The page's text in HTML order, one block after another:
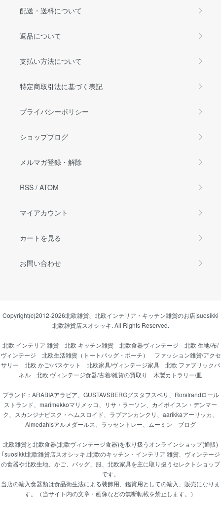
配送・送料について
返品について
支払い方法について
特定商取引法に基づく表記
プライバシーポリシー
ショップブログ
メルマガ登録・解除
RSS / ATOM
マイアカウント
カートを見る
お問い合わせ
Copyright(c)2012-2026北欧雑貨、北欧インテリア・キッチン雑貨のお店|suosikki
北欧雑貨店スオシッキ. All Rights Reserved.
北欧 インテリア 雑貨 北欧 キッチン雑貨 北欧食器ヴィンテージ
北欧 生地/布/
ヴィンテージ
北欧生活雑貨（トートバッグ・ポーチ）
ファッション雑貨/アクセ
サリー
北欧 かご/バスケット 北欧家具/ヴィンテージ家具
北欧 ファブリックパ
ネル
北欧 ヴィンテージ食器/古着/雑貨の買取り 木製カトラリー/皿
ブランド： ARABIAアラビア GUSTAVSBERGグスタフスベリ
Rorstrandロール
ストランド
marimekkoマリメッコ リサ・ラーソン
カイボイスン・デンマー
ク
スカンジナビスク・ヘムスロイド ラプアンカンクリ aarikkaアーリッカ
Almedahlsアルメダールス
ラッセントレー ムーミン ブログ
北欧雑貨と北欧食器(北欧ヴィンテージ食器)を取り扱うオンラインショップ(通販)
｢suosikki北欧雑貨店スオシッキ｣北欧のキッチン・インテリア 雑貨、ヴィンテージ
の食器や北欧生地、かご、バッグ、服、北欧家具を主に取り扱うセレクトショップ
です。
当店の輸入食器類は食品衛生法による装飾用、鑑賞用としての輸入、販売になりま
す。（当サイト内の文章・画像などの無断転載を禁止します。）